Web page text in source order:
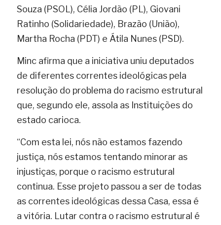
Souza (PSOL), Célia Jordão (PL), Giovani
Ratinho (Solidariedade), Brazão (União),
Martha Rocha (PDT) e Átila Nunes (PSD).
Minc afirma que a iniciativa uniu deputados
de diferentes correntes ideológicas pela
resolução do problema do racismo estrutural
que, segundo ele, assola as Instituições do
estado carioca.
“Com esta lei, nós não estamos fazendo
justiça, nós estamos tentando minorar as
injustiças, porque o racismo estrutural
continua. Esse projeto passou a ser de todas
as correntes ideológicas dessa Casa, essa é
a vitória. Lutar contra o racismo estrutural é